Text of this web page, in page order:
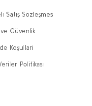
Satış Sözleşmesi
Güvenlik
Koşullari
Politikası